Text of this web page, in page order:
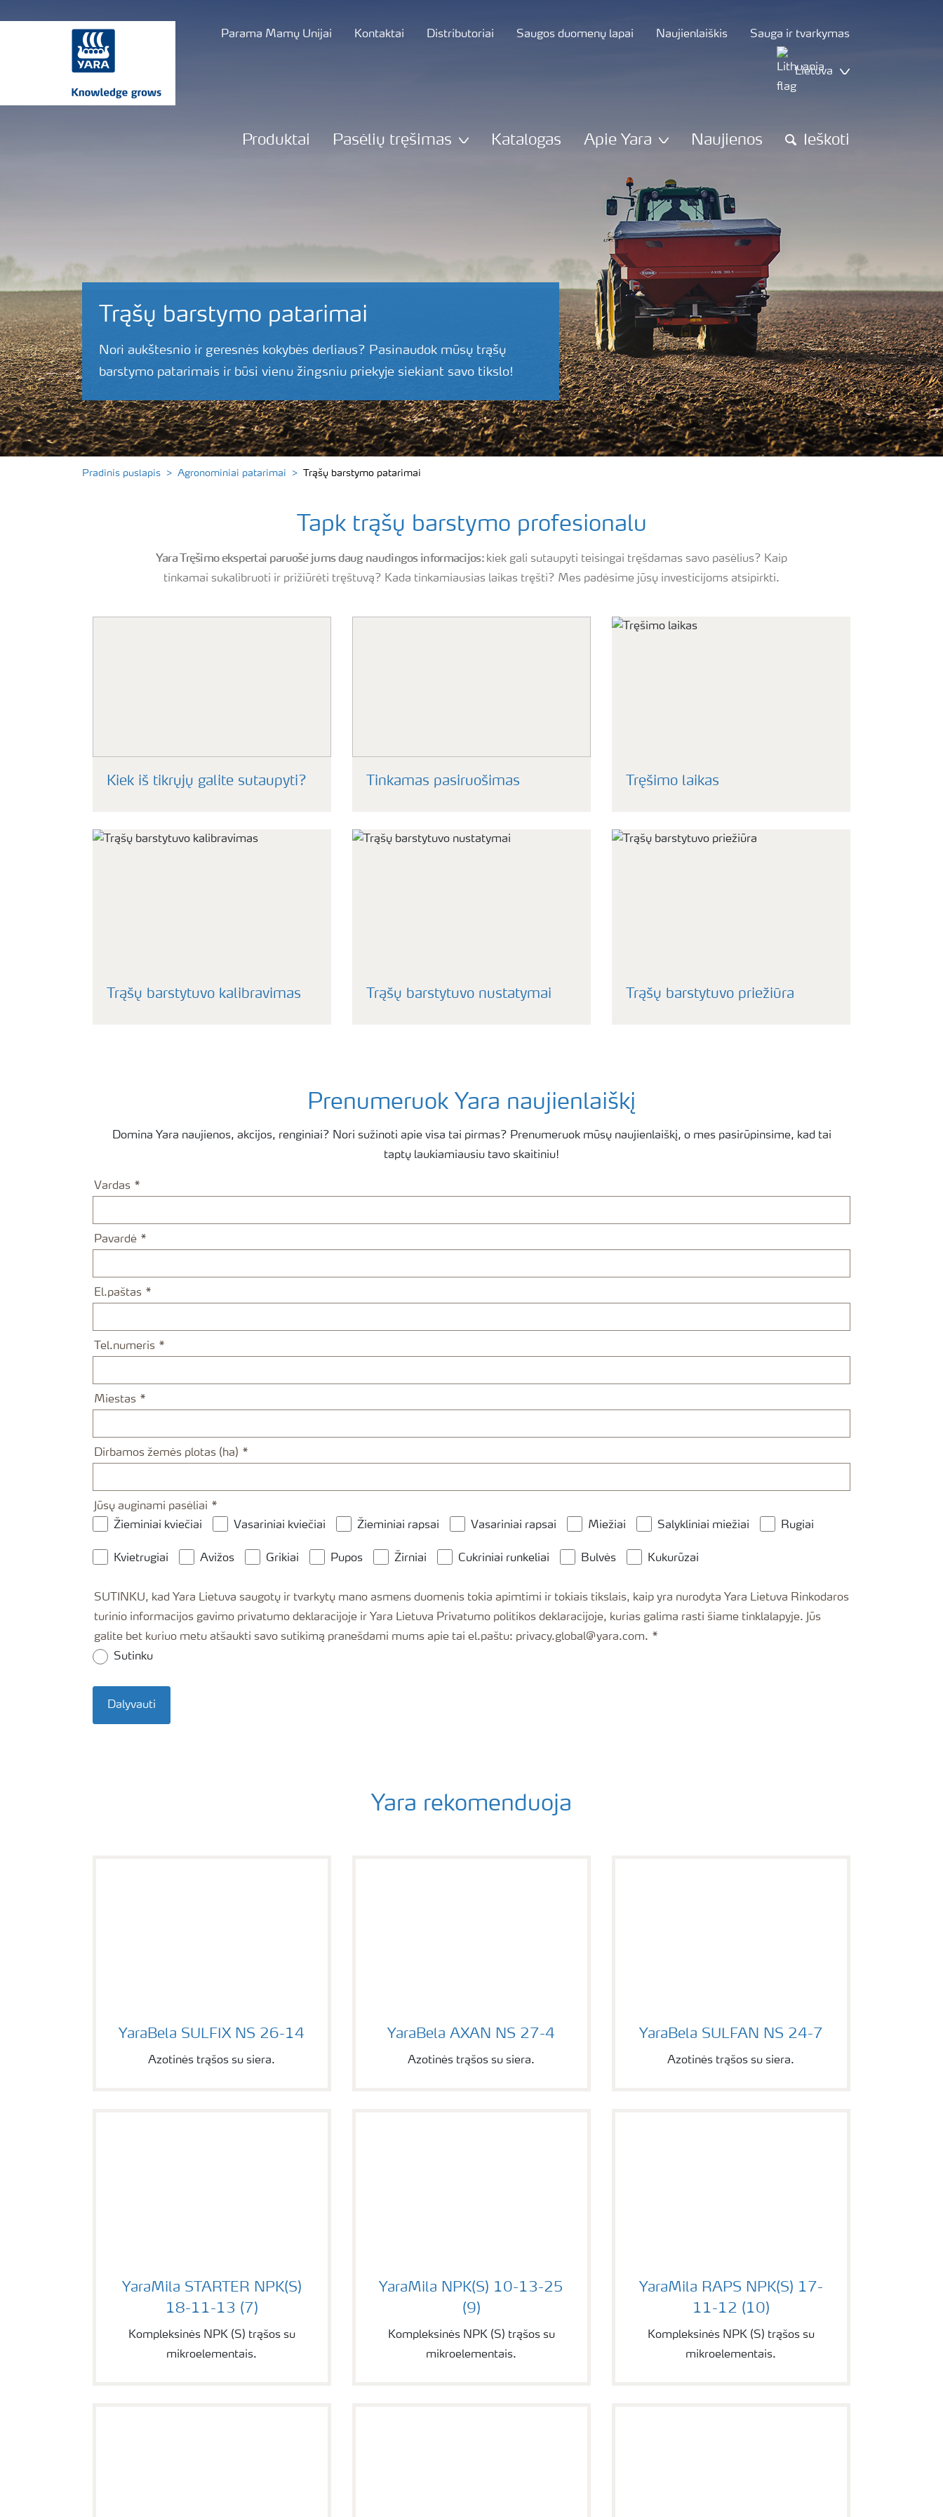
Parama Mamų Unijai Kontaktai Distributoriai Saugos duomenų lapai Naujienlaiškis Sauga ir tvarkymas
Lietuva
Produktai Pasėlių tręšimas Katalogas Apie Yara Naujienos Ieškoti
Trąšų barstymo patarimai
Nori aukštesnio ir geresnės kokybės derliaus? Pasinaudok mūsų trąšų
barstymo patarimais ir būsi vienu žingsniu priekyje siekiant savo tikslo!
Pradinis puslapis Agronominiai patarimai Trąšų barstymo patarimai
Tapk trąšų barstymo profesionalu
Yara Tręšimo ekspertai paruošė jums daug naudingos informacijos: kiek gali sutaupyti teisingai tręšdamas savo pasėlius? Kaip
tinkamai sukalibruoti ir prižiūrėti tręštuvą? Kada tinkamiausias laikas tręšti? Mes padėsime jūsų investicijoms atsipirkti.
Kiek iš tikrųjų galite sutaupyti? Tinkamas pasiruošimas Tręšimo laikas
Trąšų barstytuvo kalibravimas Trąšų barstytuvo nustatymai Trąšų barstytuvo priežiūra
Prenumeruok Yara naujienlaiškį
Domina Yara naujienos, akcijos, renginiai? Nori sužinoti apie visa tai pirmas? Prenumeruok mūsų naujienlaiškį, o mes pasirūpinsime, kad tai
taptų laukiamiausiu tavo skaitiniu!
Vardas
Pavardė
El.paštas
Tel.numeris
Miestas
Dirbamos žemės plotas (ha)
Jūsų auginami pasėliai
Žieminiai kviečiai
Vasariniai kviečiai Žieminiai rapsai Vasariniai rapsai Miežiai Salykliniai miežiai Rugiai
Kvietrugiai Avižos Grikiai Pupos Žirniai Cukriniai runkeliai Bulvės Kukurūzai
SUTINKU, kad Yara Lietuva saugotų ir tvarkytų mano asmens duomenis tokia apimtimi ir tokiais tikslais, kaip yra nurodyta Yara Lietuva Rinkodaros
turinio informacijos gavimo privatumo deklaracijoje ir Yara Lietuva Privatumo politikos deklaracijoje, kurias galima rasti šiame tinklalapyje. Jūs
galite bet kuriuo metu atšaukti savo sutikimą pranešdami mums apie tai el.paštu: privacy.global@yara.com.
Sutinku
Dalyvauti
Yara rekomenduoja
YaraBela SULFIX NS 26-14
Azotinės trąšos su siera.
YaraBela AXAN NS 27-4
Azotinės trąšos su siera.
YaraBela SULFAN NS 24-7
Azotinės trąšos su siera.
YaraMila STARTER NPK(S)
18-11-13 (7)
Kompleksinės NPK (S) trąšos su
mikroelementais.
YaraMila NPK(S) 10-13-25
(9)
Kompleksinės NPK (S) trąšos su
mikroelementais.
YaraMila RAPS NPK(S) 17-
11-12 (10)
Kompleksinės NPK (S) trąšos su
mikroelementais.